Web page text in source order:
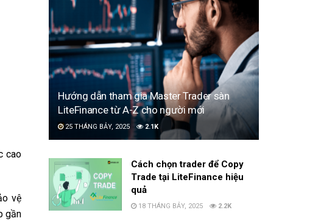
cao
vệ
gần
Hướng dẫn tham gia Master Trader sàn
LiteFinance từ A-Z cho người mới
25 THÁNG BẢY, 2025 2.1K
Cách chọn trader để Copy
Trade tại LiteFinance hiệu
quả
18 THÁNG BẢY, 2025 2.2K